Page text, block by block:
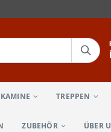
KAMINE TREPPEN
ZUBEHÖR ÜBER